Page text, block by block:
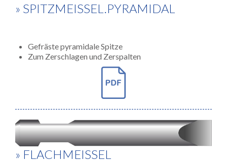
» SPITZMEISSEL.PYRAMIDAL
Gefräste pyramidale Spitze
Zum Zerschlagen und Zerspalten
» FLACHMEISSEL